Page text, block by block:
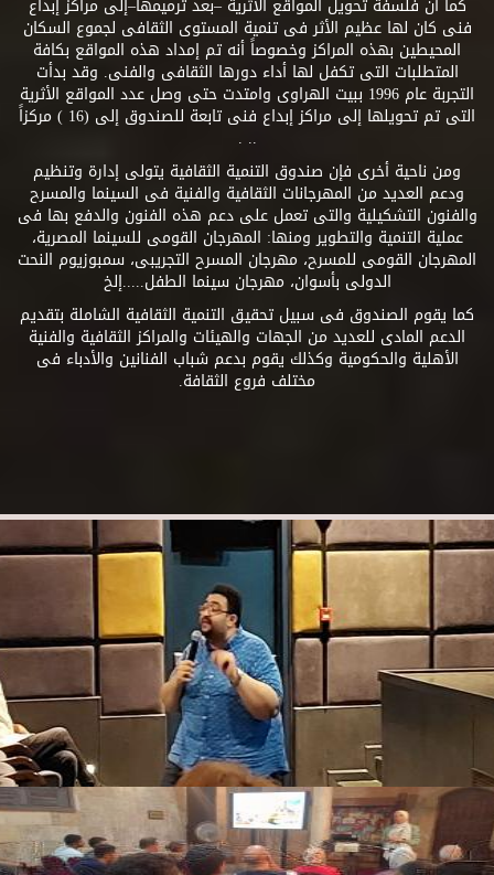
كما أن فلسفة تحويل المواقع الأثرية –بعد ترميمها–إلى مراكز إبداع
فنى كان لها عظيم الأثر فى تنمية المستوى الثقافى لجموع السكان
المحيطين بهذه المراكز وخصوصاً أنه تم إمداد هذه المواقع بكافة
المتطلبات التى تكفل لها أداء دورها الثقافى والفنى. وقد بدأت
التجربة عام 1996 ببيت الهراوى وامتدت حتى وصل عدد المواقع الأثرية
التى تم تحويلها إلى مراكز إبداع فنى تابعة للصندوق إلى (16 ) مركزاً
.. .
ومن ناحية أخرى فإن صندوق التنمية الثقافية يتولى إدارة وتنظيم
ودعم العديد من المهرجانات الثقافية والفنية فى السينما والمسرح
والفنون التشكيلية والتى تعمل على دعم هذه الفنون والدفع بها فى
عملية التنمية والتطوير ومنها: المهرجان القومى للسينما المصرية،
المهرجان القومى للمسرح، مهرجان المسرح التجريبى، سمبوزيوم النحت
الدولى بأسوان، مهرجان سينما الطفل.....إلخ
كما يقوم الصندوق فى سبيل تحقيق التنمية الثقافية الشاملة بتقديم
الدعم المادى للعديد من الجهات والهيئات والمراكز الثقافية والفنية
الأهلية والحكومية وكذلك يقوم بدعم شباب الفنانين والأدباء فى
مختلف فروع الثقافة.